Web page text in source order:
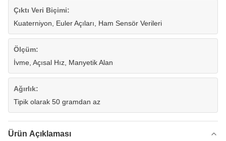
Çıktı Veri Biçimi:
Kuaterniyon, Euler Açıları, Ham Sensör Verileri
Ölçüm:
İvme, Açısal Hız, Manyetik Alan
Ağırlık:
Tipik olarak 50 gramdan az
Ürün Açıklaması